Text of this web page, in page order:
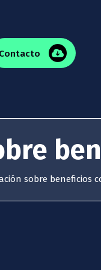
Contacto
sobre beneficios